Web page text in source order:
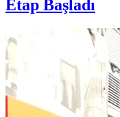
Etap Başladı